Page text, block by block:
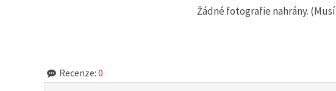
Žádné fotografie nahrány.
Recenze: 0